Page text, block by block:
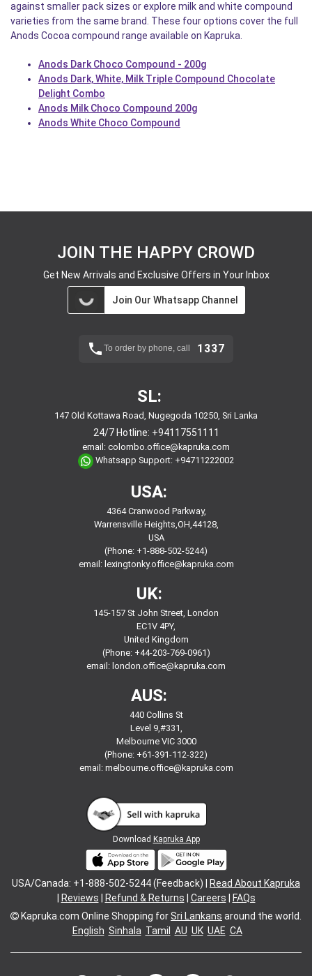
against smaller pack sizes or explore milk and white compound
varieties from the same brand. These four options cover the full
Anods Cocoa compound range available on Kapruka.
Anods Dark Choco Compound - 200g
Anods Dark, White, Milk Triple Compound Chocolate
Delight Combo
Anods Milk Choco Compound 200g
Anods White Choco Compound
JOIN THE HAPPY CROWD
Get New Arrivals and Exclusive Offers in Your Inbox
Join Our Whatsapp Channel
To order by phone, call 1337
SL:
147 Old Kottawa Road, Nugegoda 10250, Sri Lanka
24/7 Hotline: +94117551111
email: colombo.office@kapruka.com
Whatsapp Support: +94711222002
USA:
4364 Cranwood Parkway,
Warrensville Heights,OH,44128,
USA
(Phone: +1-888-502-5244)
email: lexingtonky.office@kapruka.com
UK:
145-157 St John Street, London
EC1V 4PY,
United Kingdom
(Phone: +44-203-769-0961)
email: london.office@kapruka.com
AUS:
440 Collins St
Level 9,#331,
Melbourne VIC 3000
(Phone: +61-391-112-322)
email: melbourne.office@kapruka.com
Download Kapruka App
USA/Canada: +1-888-502-5244 (Feedback) |
Read About Kapruka
Reviews Refund & Returns Careers
FAQs
Kapruka.com Online Shopping forSri Lankans around the world.
English Sinhala Tamil AU UK UAE CA